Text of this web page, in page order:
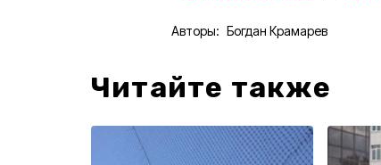
Авторы: Богдан Крамарев
Читайте также